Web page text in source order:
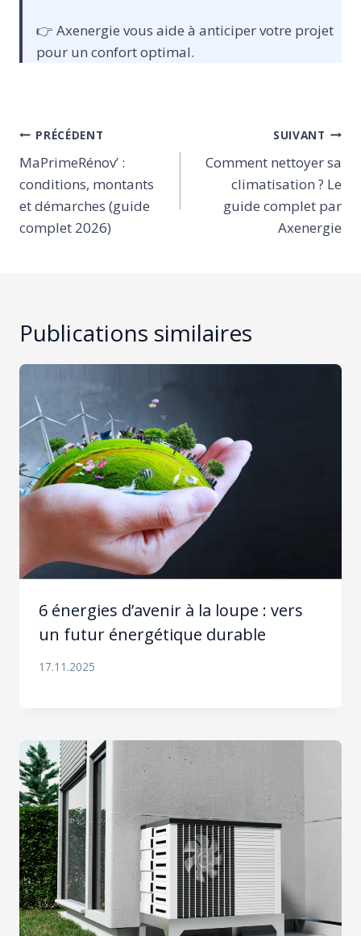
👉 Axenergie vous aide à anticiper votre projet
pour un confort optimal.
Navigation
de
l’article
PRÉCÉDENT
MaPrimeRénov’ :
conditions, montants
et démarches (guide
complet 2026)
SUIVANT
Comment nettoyer sa
climatisation ? Le
guide complet par
Axenergie
Publications similaires
6 énergies d’avenir à la loupe : vers
un futur énergétique durable
17.11.2025